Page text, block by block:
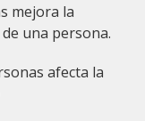
mejora la
una persona.
afecta la